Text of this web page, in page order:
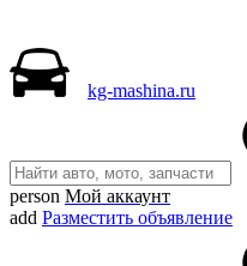
kg-mashina.ru
person Мой аккаунт
add Разместить объявление